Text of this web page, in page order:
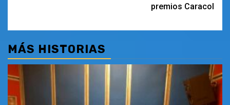
premios Caracol
MÁS HISTORIAS